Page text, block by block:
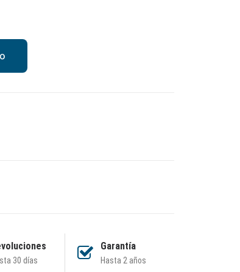
30 días
Garantía
Hasta 2 años